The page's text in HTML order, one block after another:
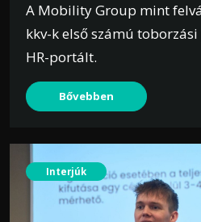
A Mobility Group mint
kkv-k első számú
HR-portált.
Bővebben
Interjúk